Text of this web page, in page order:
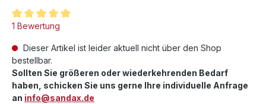
Durchschnittliche Bewertung von 5 von 5 Sternen
1 Bewertung
Dieser Artikel ist leider aktuell nicht über den Shop
bestellbar.
Sollten Sie größeren oder wiederkehrenden Bedarf
haben, schicken Sie uns gerne Ihre individuelle Anfrage
an info@sandax.de